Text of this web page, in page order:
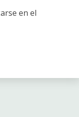
en el